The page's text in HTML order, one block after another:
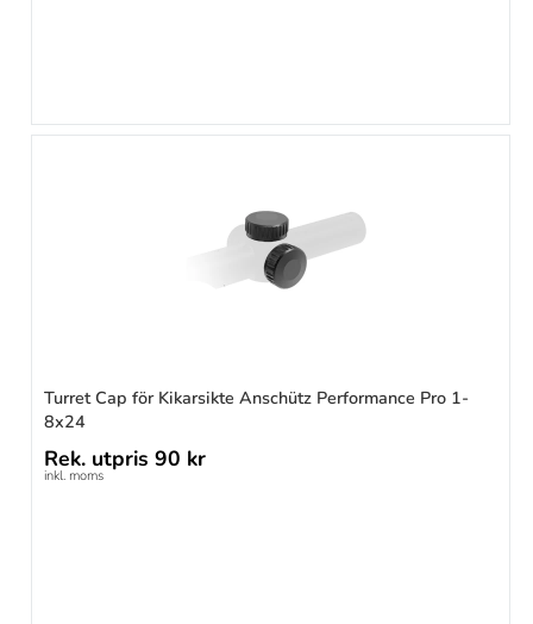
Turret Cap för Kikarsikte Anschütz Performance Pro 1-
8x24
Rek. utpris 90 kr
inkl. moms